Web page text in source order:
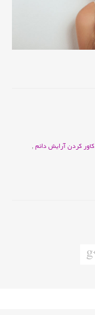
کاور کردن آرایش دائم,